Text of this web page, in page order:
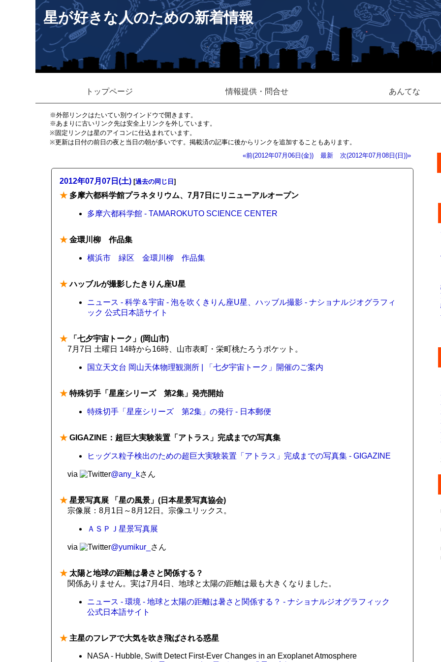
星が好きな人のための新着情報
トップページ 情報提供・問合せ あんてな
※外部リンクはたいてい別ウインドウで開きます。
※あまりに古いリンク先は安全上リンクを外しています。
※固定リンクは星のアイコンに仕込まれています。
※更新は日付の前日の夜と当日の朝が多いです。掲載済の記事に後からリンクを追加することもあります。
«前(2012年07月06日(金))
最新 次(2012年07月08日(日))»
2012年07月07日(土) [過去の同じ日 ]
★ 多摩六都科学館プラネタリウム、7月7日にリニューアルオープン
多摩六都科学館 - TAMAROKUTO SCIENCE CENTER
★ 金環川柳 作品集
横浜市 緑区 金環川柳 作品集
★ハッブルが撮影したきりん座U星
ニュース - 科学＆宇宙 - 泡を吹くきりん座U星、ハッブル撮影 - ナショナルジオグラフィ
ック 公式日本語サイト
★ 「七夕宇宙トーク」(岡山市)
7月7日 土曜日 14時から16時、山市表町・栄町桃たろうポケット。
国立天文台 岡山天体物理観測所 | 「七夕宇宙トーク」開催のご案内
★ 特殊切手「星座シリーズ 第2集」発売開始
特殊切手「星座シリーズ 第2集」の発行 - 日本郵便
★ GIGAZINE：超巨大実験装置「アトラス」完成までの写真集
ヒッグス粒子検出のための超巨大実験装置「アトラス」完成までの写真集 - GIGAZINE
via @any_kさん
★ 星景写真展 「星の風景」(日本星景写真協会)
宗像展：8月1日～8月12日。宗像ユリックス。
ＡＳＰＪ星景写真展
via @yumikur_ さん
★ 太陽と地球の距離は暑さと関係する？
関係ありません。実は7月4日、地球と太陽の距離は最も大きくなりました。
ニュース - 環境 - 地球と太陽の距離は暑さと関係する？ - ナショナルジオグラフィック
公式日本語サイト
★ 主星のフレアで大気を吹き飛ばされる惑星
NASA - Hubble, Swift Detect First-Ever Changes in an Exoplanet Atmosphere